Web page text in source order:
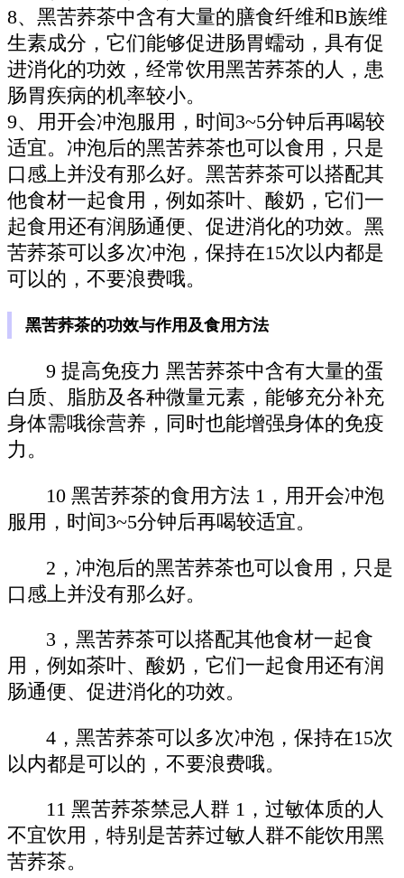
8、黑苦荞茶中含有大量的膳食纤维和B族维
生素成分，它们能够促进肠胃蠕动，具有促
进消化的功效，经常饮用黑苦荞茶的人，患
肠胃疾病的机率较小。
9、用开会冲泡服用，时间3~5分钟后再喝较
适宜。冲泡后的黑苦荞茶也可以食用，只是
口感上并没有那么好。黑苦荞茶可以搭配其
他食材一起食用，例如茶叶、酸奶，它们一
起食用还有润肠通便、促进消化的功效。黑
苦荞茶可以多次冲泡，保持在15次以内都是
可以的，不要浪费哦。
黑苦荞茶的功效与作用及食用方法
9 提高免疫力 黑苦荞茶中含有大量的蛋
白质、脂肪及各种微量元素，能够充分补充
身体需哦徐营养，同时也能增强身体的免疫
力。
10 黑苦荞茶的食用方法 1，用开会冲泡
服用，时间3~5分钟后再喝较适宜。
2，冲泡后的黑苦荞茶也可以食用，只是
口感上并没有那么好。
3，黑苦荞茶可以搭配其他食材一起食
用，例如茶叶、酸奶，它们一起食用还有润
肠通便、促进消化的功效。
4，黑苦荞茶可以多次冲泡，保持在15次
以内都是可以的，不要浪费哦。
11 黑苦荞茶禁忌人群 1，过敏体质的人
不宜饮用，特别是苦荞过敏人群不能饮用黑
苦荞茶。